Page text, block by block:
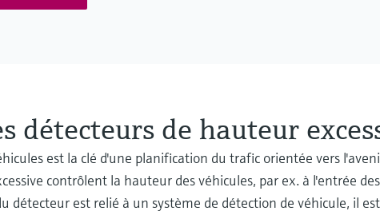
détecteurs de hauteur
est la clé d'une planification du trafic orientée vers
contrôlent la hauteur des véhicules, par ex. à l'entrée
détecteur est relié à un système de détection de véhicule, il